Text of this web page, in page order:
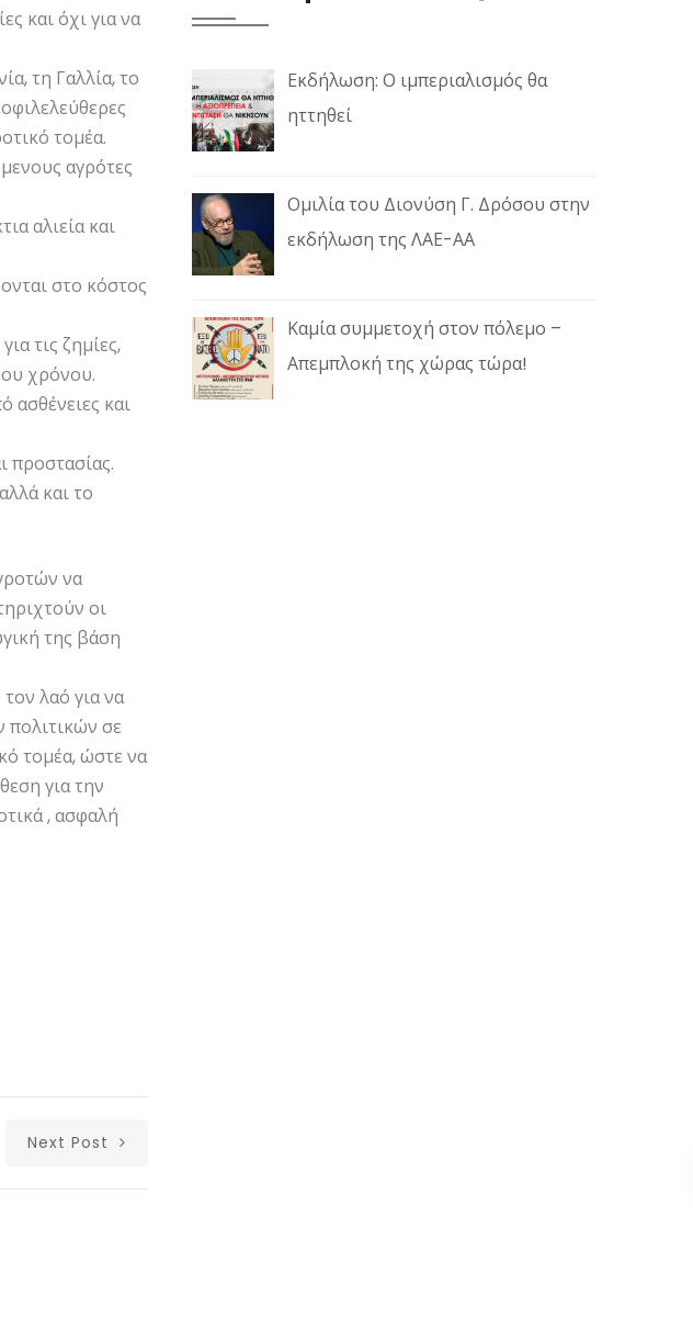
και όχι για να
τη Γαλλία, το
τομέα.
αγρότες
αλιεία και
στο κόστος
τις ζημίες,
χρόνου.
ασθένειες και
προστασίας.
και το
να
οι
της βάση
λαό για να
πολιτικών σε
τομέα, ώστε να
για την
, ασφαλή
Next Post
Εκδήλωση: Ο ιμπεριαλισμός θα
ηττηθεί
Ομιλία του Διονύση Γ. Δρόσου στην
εκδήλωση της ΛΑΕ-ΑΑ
Καμία συμμετοχή στον πόλεμο –
Απεμπλοκή της χώρας τώρα!